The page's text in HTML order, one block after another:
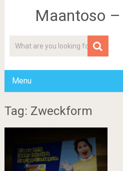
Maantoso –
Menu
Tag: Zweckform